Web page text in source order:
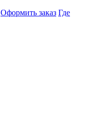
Оформить заказ Где